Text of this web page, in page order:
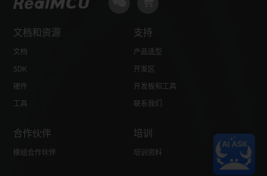
文档和资源
文档
SDK
硬件
工具
支持
产品选型
开发区
开发板和工具
联系我们
合作伙伴
模组合作伙伴
培训
培训资料